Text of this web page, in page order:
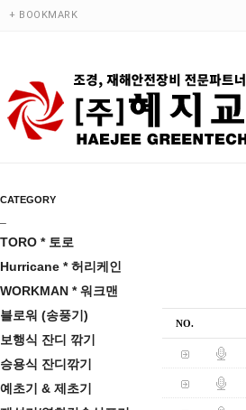
+ BOOKMARK
CATEGORY
TORO * 토로
Hurricane * 허리케인
WORKMAN * 워크맨
블로워 (송풍기)
보행식 잔디 깎기
승용식 잔디깎기
예초기 & 제초기
NO.